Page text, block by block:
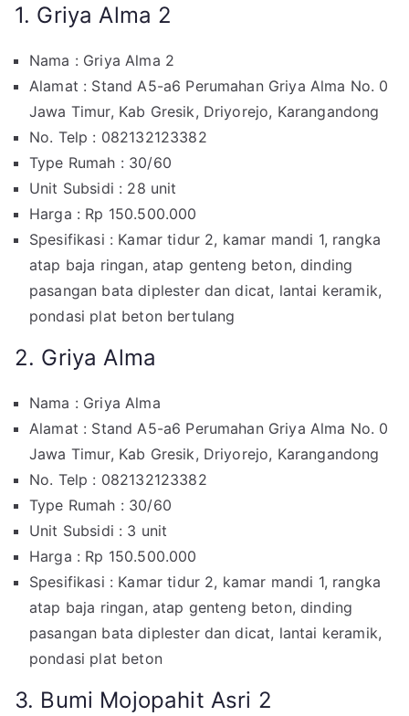
1. Griya Alma 2
Nama : Griya Alma 2
Alamat : Stand A5-a6 Perumahan Griya Alma No. 0
Jawa Timur, Kab Gresik, Driyorejo, Karangandong
No. Telp : 082132123382
Type Rumah : 30/60
Unit Subsidi : 28 unit
Harga : Rp 150.500.000
Spesifikasi : Kamar tidur 2, kamar mandi 1, rangka
atap baja ringan, atap genteng beton, dinding
pasangan bata diplester dan dicat, lantai keramik,
pondasi plat beton bertulang
2. Griya Alma
Nama : Griya Alma
Alamat : Stand A5-a6 Perumahan Griya Alma No. 0
Jawa Timur, Kab Gresik, Driyorejo, Karangandong
No. Telp : 082132123382
Type Rumah : 30/60
Unit Subsidi : 3 unit
Harga : Rp 150.500.000
Spesifikasi : Kamar tidur 2, kamar mandi 1, rangka
atap baja ringan, atap genteng beton, dinding
pasangan bata diplester dan dicat, lantai keramik,
pondasi plat beton
3. Bumi Mojopahit Asri 2